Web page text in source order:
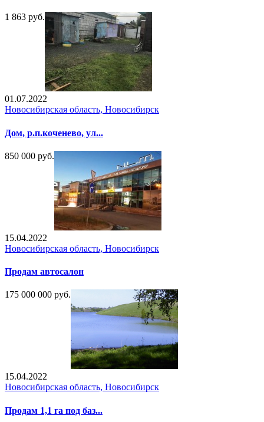
1 863 руб.
01.07.2022
Новосибирская область, Новосибирск
Дом, р.п.коченево, ул...
850 000 руб.
15.04.2022
Новосибирская область, Новосибирск
Продам автосалон
175 000 000 руб.
15.04.2022
Новосибирская область, Новосибирск
Продам 1,1 га под баз...